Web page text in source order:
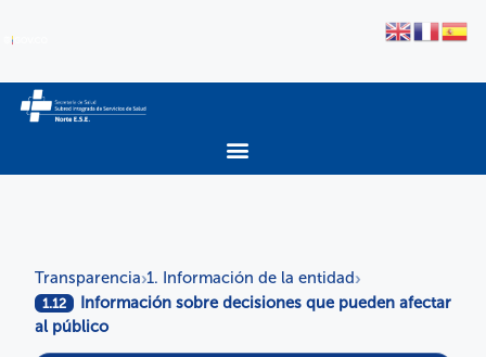
Transparencia›1. Información de la entidad›
1.12
Información sobre decisiones que pueden afectar
al público